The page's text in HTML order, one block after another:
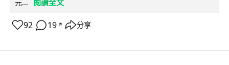
元...
92 19 ↗ 分享